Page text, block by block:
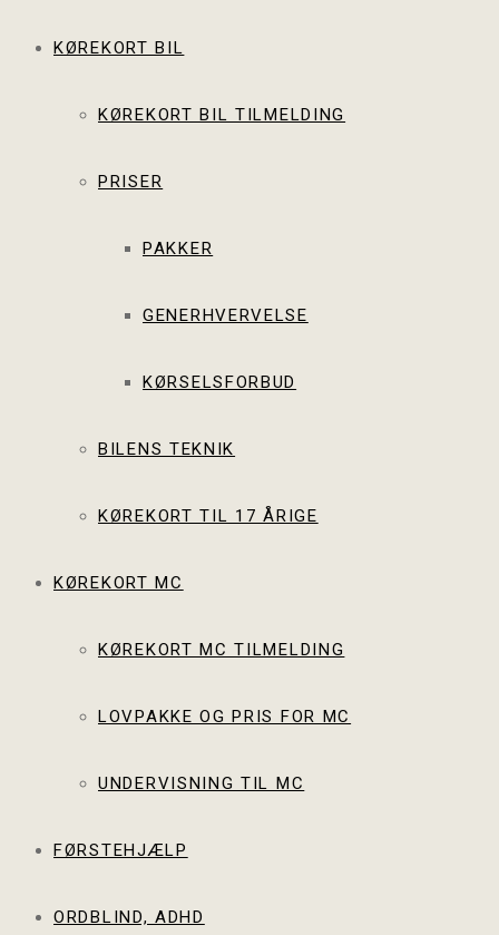
KØREKORT BIL
KØREKORT BIL TILMELDING
PRISER
PAKKER
GENERHVERVELSE
KØRSELSFORBUD
BILENS TEKNIK
KØREKORT TIL 17 ÅRIGE
KØREKORT MC
KØREKORT MC TILMELDING
LOVPAKKE OG PRIS FOR MC
UNDERVISNING TIL MC
FØRSTEHJÆLP
ORDBLIND, ADHD